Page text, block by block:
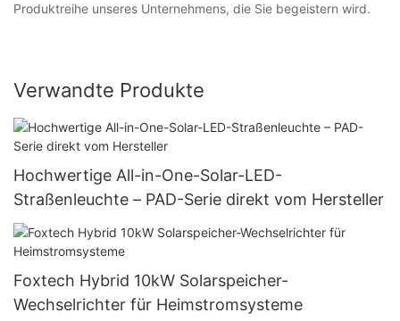
Produktreihe unseres Unternehmens, die Sie begeistern wird.
Verwandte Produkte
Hochwertige All-in-One-Solar-LED-
Straßenleuchte – PAD-Serie direkt vom Hersteller
Foxtech Hybrid 10kW Solarspeicher-
Wechselrichter für Heimstromsysteme